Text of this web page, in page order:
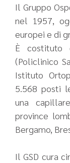
Il Gruppo
nel 1957,
europei e di
È costituto
(Policlinico
Istituto
5.568 posti
una
province
Bergamo,
Il GSD cura